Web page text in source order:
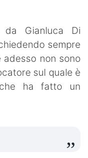
da Gianluca Di
sempre
adesso non sono
sul quale è
ha fatto un